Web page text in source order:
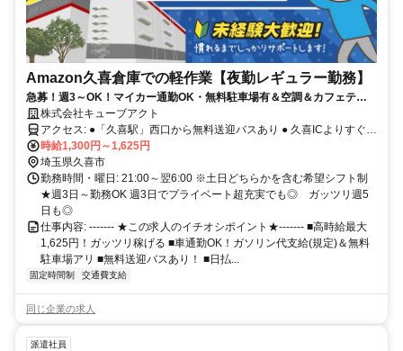
Amazon久喜倉庫での軽作業【夜勤レギュラー勤務】
急募！週3～OK！マイカー通勤OK・無料駐車場有＆空調＆カフェテリ
ア完備◎
株式会社キューブアクト
アクセス: ●「久喜駅」西口から無料送迎バスあり ● 久喜ICよりすぐ☆
●「鷲宮駅」車で9分、 ●「久喜駅」「東鷲宮駅」より車で10分、 ※
車・バイク通勤OK ┗無料駐車場完備＆ガソリン代支給（規定あり）
幸手市、白岡市、加須市からマイカー通勤の方や 近隣にお住まいの
方が多数活躍中☆
時給1,300円～1,625円
埼玉県久喜市
勤務時間・曜日: 21:00～翌6:00 ※土日どちらかを含む希望シフト制
★週3日～勤務OK 週3日でプライベート超充実でも◎ ガッツリ週5
日も◎
仕事内容: ------- ★この求人のイチオシポイント★------- ■高時給最大
1,625円！ガッツリ稼げる ■車通勤OK！ガソリン代支給(規定)＆無料
駐車場アリ ■無料送迎バスあり！ ■日払...
固定時間制 交通費支給
同じ企業の求人
派遣社員